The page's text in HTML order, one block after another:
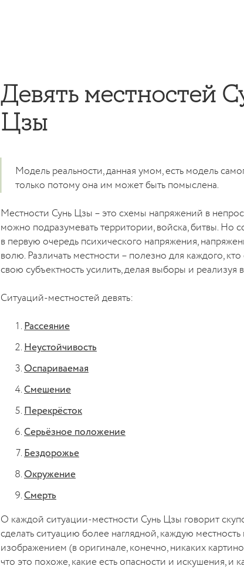
Девять местностей
Цзы
Модель реальности, данная умом, есть модель
только потому она им может быть помыслена.
Местности Сунь Цзы – это схемы напряжений в
можно подразумевать территории, войска, битвы. Но
в первую очередь психического напряжения,
волю. Различать местности – полезно для каждого,
свою субъектность усилить, делая выборы и реализуя
Ситуаций-местностей девять:
Рассеяние
Неустойчивость
Оспариваемая
Смешение
Перекрёсток
Серьёзное положение
Бездорожье
Окружение
Смерть
О каждой ситуации-местности Сунь Цзы говорит
сделать ситуацию более наглядной, каждую
изображением (в оригинале, конечно, никаких
что это похоже, какие есть опасности и искушения, и